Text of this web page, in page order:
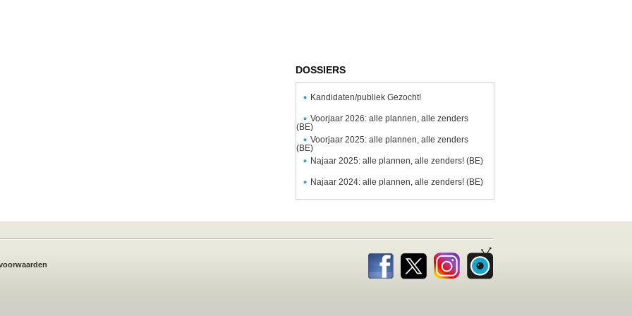
DOSSIERS
Kandidaten/publiek Gezocht!
Voorjaar 2026: alle plannen, alle zenders
(BE)
Voorjaar 2025: alle plannen, alle zenders
(BE)
Najaar 2025: alle plannen, alle zenders! (BE)
Najaar 2024: alle plannen, alle zenders! (BE)